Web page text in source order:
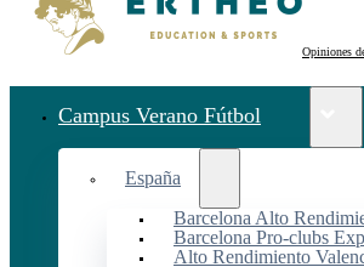
Opiniones
Campus Verano Fútbol
España
Barcelona Alto
Barcelona Pro-clubs
Alto Rendimiento